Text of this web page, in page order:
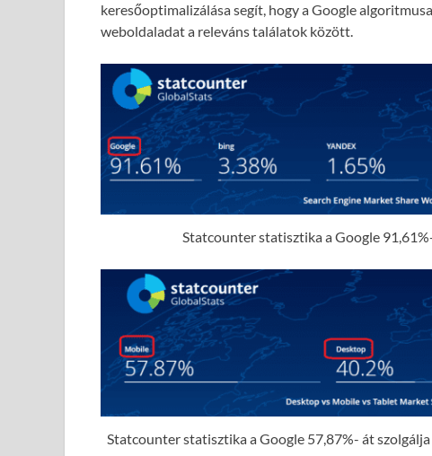
keresőoptimalizálása segít, hogy a Google
weboldaladat a releváns találatok között.
Statcounter statisztika a Google
Statcounter statisztika a Google 57,87%- át